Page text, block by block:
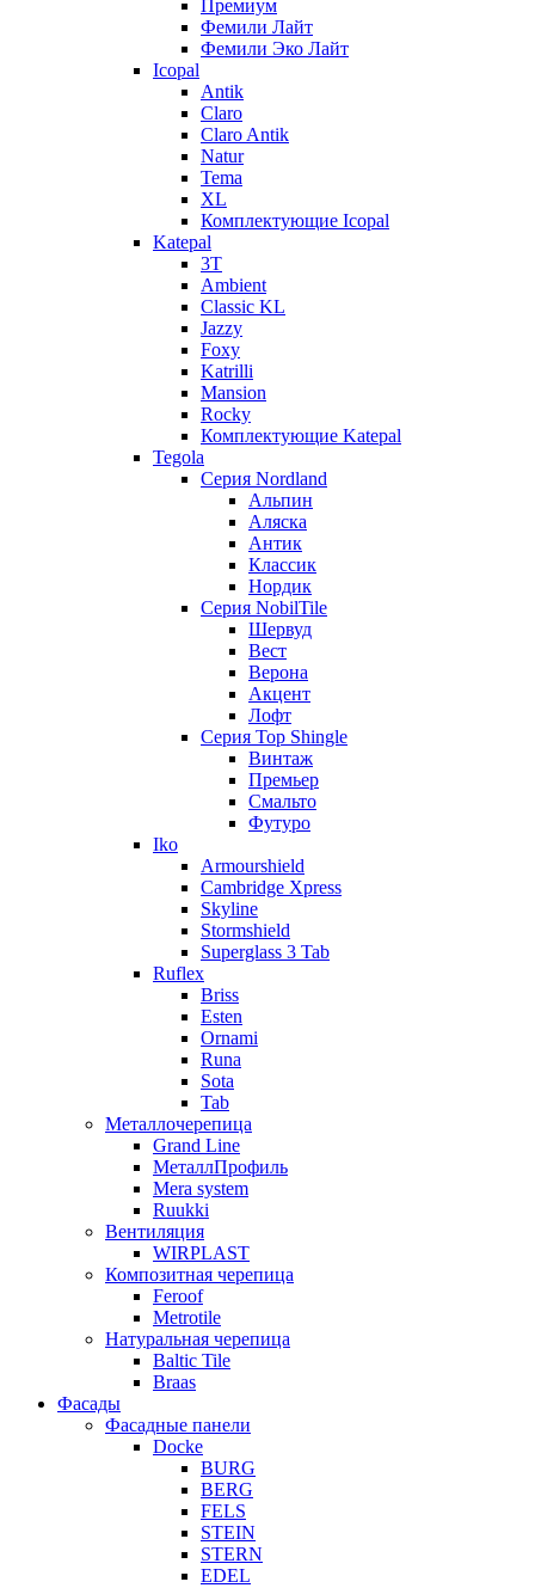
Премиум
Фемили Лайт
Фемили Эко Лайт
Icopal
Antik
Claro
Claro Antik
Natur
Tema
XL
Комплектующие Icopal
Katepal
3T
Ambient
Classic KL
Jazzy
Foxy
Katrilli
Mansion
Rocky
Комплектующие Katepal
Tegola
Серия Nordland
Альпин
Аляска
Антик
Классик
Нордик
Серия NobilTile
Шервуд
Вест
Верона
Акцент
Лофт
Серия Top Shingle
Винтаж
Премьер
Смальто
Футуро
Iko
Armourshield
Cambridge Xpress
Skyline
Stormshield
Superglass 3 Tab
Ruflex
Briss
Esten
Ornami
Runa
Sota
Tab
Металлочерепица
Grand Line
МеталлПрофиль
Mera system
Ruukki
Вентиляция
WIRPLAST
Композитная черепица
Feroof
Metrotile
Натуральная черепица
Baltic Tile
Braas
Фасады
Фасадные панели
Docke
BURG
BERG
FELS
STEIN
STERN
EDEL